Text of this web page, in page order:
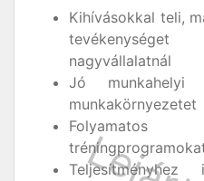
Kihívásokkal teli,
nagyvállalatnál
Jó
munkakörnyezetet
Teljesítményhez